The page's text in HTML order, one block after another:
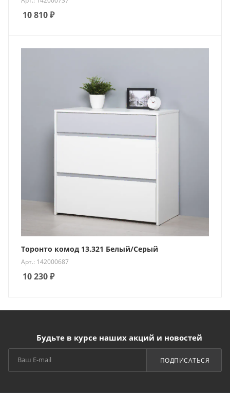
10 810₽
Торонто комод 13.321 Белый/Серый
Арт.: 142000687
10 230₽
Будьте в курсе наших акций и новостей
ПОДПИСАТЬСЯ